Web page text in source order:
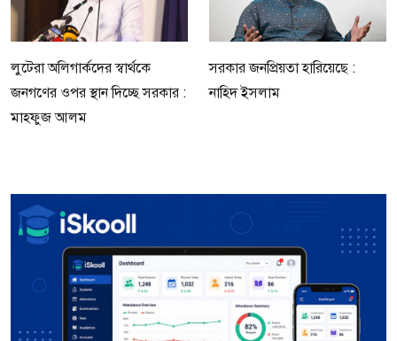
লুটেরা অলিগার্কদের স্বার্থকে
জনগণের ওপর স্থান দিচ্ছে সরকার :
মাহফুজ আলম
সরকার জনপ্রিয়তা হারিয়েছে :
নাহিদ ইসলাম